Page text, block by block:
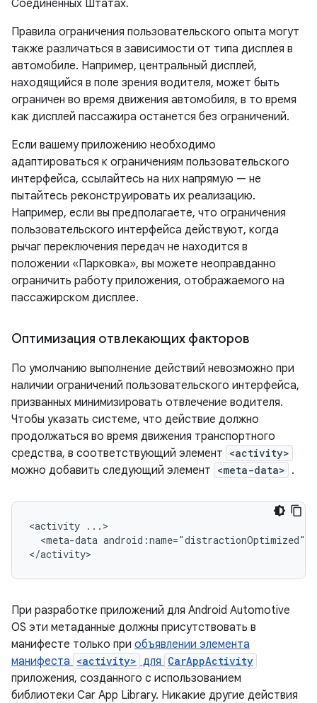
Соединенных Штатах.
Правила ограничения пользовательского опыта могут
также различаться в зависимости от типа дисплея в
автомобиле. Например, центральный дисплей,
находящийся в поле зрения водителя, может быть
ограничен во время движения автомобиля, в то время
как дисплей пассажира останется без ограничений.
Если вашему приложению необходимо
адаптироваться к ограничениям пользовательского
интерфейса, ссылайтесь на них напрямую — не
пытайтесь реконструировать их реализацию.
Например, если вы предполагаете, что ограничения
пользовательского интерфейса действуют, когда
рычаг переключения передач не находится в
положении «Парковка», вы можете неоправданно
ограничить работу приложения, отображаемого на
пассажирском дисплее.
Оптимизация отвлекающих факторов
По умолчанию выполнение действий невозможно при
наличии ограничений пользовательского интерфейса,
призванных минимизировать отвлечение водителя.
Чтобы указать системе, что действие должно
продолжаться во время движения транспортного
средства, в соответствующий элемент <activity>
можно добавить следующий элемент <meta-data> .
<activity
<meta-data android:name="distractionOptimized"
При разработке приложений для Android Automotive
OS эти метаданные должны присутствовать в
манифесте только при объявлении элемента
манифеста <activity> для CarAppActivity
приложения, созданного с использованием
библиотеки Car App Library. Никакие другие действия